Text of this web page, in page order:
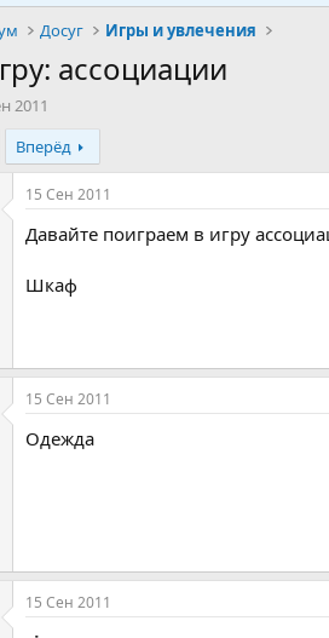
Досуг Игры и увлечения
ассоциации
2011
Вперёд
15 Сен 2011
Давайте поиграем в игру
Шкаф
15 Сен 2011
Одежда
15 Сен 2011